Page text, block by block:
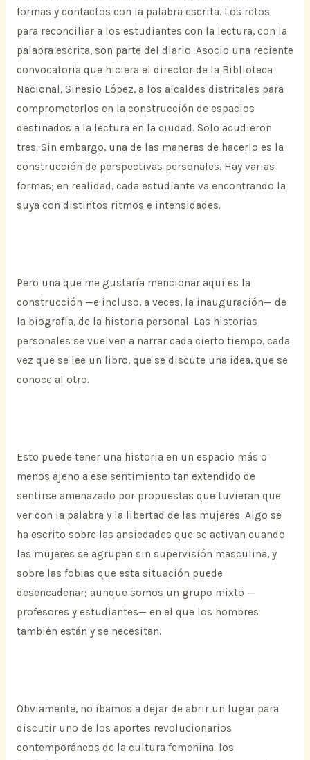
formas y contactos con la palabra escrita. Los retos
para reconciliar a los estudiantes con la lectura, con la
palabra escrita, son parte del diario. Asocio una reciente
convocatoria que hiciera el director de la Biblioteca
Nacional, Sinesio López, a los alcaldes distritales para
comprometerlos en la construcción de espacios
destinados a la lectura en la ciudad. Solo acudieron
tres. Sin embargo, una de las maneras de hacerlo es la
construcción de perspectivas personales. Hay varias
formas; en realidad, cada estudiante va encontrando la
suya con distintos ritmos e intensidades.
Pero una que me gustaría mencionar aquí es la
construcción —e incluso, a veces, la inauguración— de
la biografía, de la historia personal. Las historias
personales se vuelven a narrar cada cierto tiempo, cada
vez que se lee un libro, que se discute una idea, que se
conoce al otro.
Esto puede tener una historia en un espacio más o
menos ajeno a ese sentimiento tan extendido de
sentirse amenazado por propuestas que tuvieran que
ver con la palabra y la libertad de las mujeres. Algo se
ha escrito sobre las ansiedades que se activan cuando
las mujeres se agrupan sin supervisión masculina, y
sobre las fobias que esta situación puede
desencadenar; aunque somos un grupo mixto —
profesores y estudiantes— en el que los hombres
también están y se necesitan.
Obviamente, no íbamos a dejar de abrir un lugar para
discutir uno de los aportes revolucionarios
contemporáneos de la cultura femenina: los